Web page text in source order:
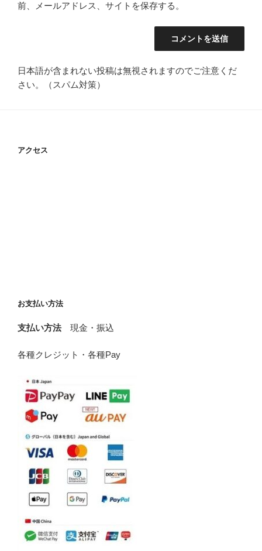
前、メールアドレス、サイトを保存する。
日本語が含まれない投稿は無視されますのでご注意くだ
さい。（スパム対策）
アクセス
お支払い方法
支払い方法現金・振込
各種クレジット・各種Pay